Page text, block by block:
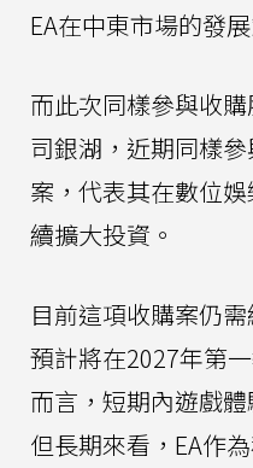
EA在中東市場的發
而此次同樣參與收
司銀湖，近期同樣
案，代表其在數位
續擴大投資。
目前這項收購案仍
預計將在2027年第
而言，短期內遊戲
但長期來看，EA作